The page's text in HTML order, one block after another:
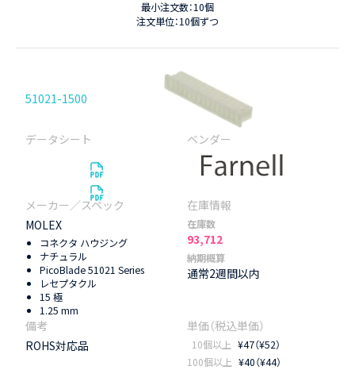
最小注文数：10個
注文単位：10個ずつ
51021-1500
MOLEX
コネクタ ハウジング
ナチュラル
PicoBlade 51021 Series
レセプタクル
15 極
1.25 mm
在庫数
93,712
納期概算
通常2週間以内
ROHS対応品 10個以上 ¥47（¥52）
100個以上 ¥40（¥44）